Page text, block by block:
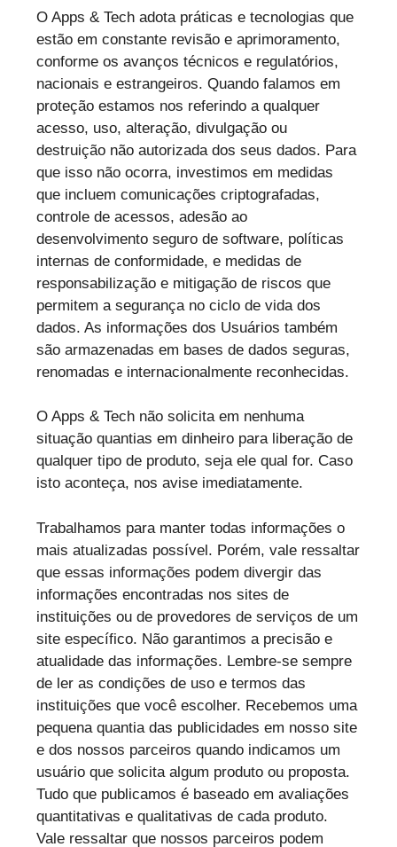
O Apps & Tech adota práticas e tecnologias que
estão em constante revisão e aprimoramento,
conforme os avanços técnicos e regulatórios,
nacionais e estrangeiros. Quando falamos em
proteção estamos nos referindo a qualquer
acesso, uso, alteração, divulgação ou
destruição não autorizada dos seus dados. Para
que isso não ocorra, investimos em medidas
que incluem comunicações criptografadas,
controle de acessos, adesão ao
desenvolvimento seguro de software, políticas
internas de conformidade, e medidas de
responsabilização e mitigação de riscos que
permitem a segurança no ciclo de vida dos
dados. As informações dos Usuários também
são armazenadas em bases de dados seguras,
renomadas e internacionalmente reconhecidas.
O Apps & Tech não solicita em nenhuma
situação quantias em dinheiro para liberação de
qualquer tipo de produto, seja ele qual for. Caso
isto aconteça, nos avise imediatamente.
Trabalhamos para manter todas informações o
mais atualizadas possível. Porém, vale ressaltar
que essas informações podem divergir das
informações encontradas nos sites de
instituições ou de provedores de serviços de um
site específico. Não garantimos a precisão e
atualidade das informações. Lembre-se sempre
de ler as condições de uso e termos das
instituições que você escolher. Recebemos uma
pequena quantia das publicidades em nosso site
e dos nossos parceiros quando indicamos um
usuário que solicita algum produto ou proposta.
Tudo que publicamos é baseado em avaliações
quantitativas e qualitativas de cada produto.
Vale ressaltar que nossos parceiros podem